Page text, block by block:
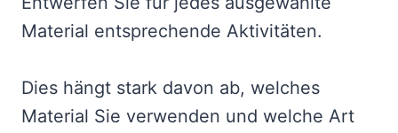
Material entsprechende Aktivitäten.
Dies hängt stark davon ab, welches
Material Sie verwenden und welche Art